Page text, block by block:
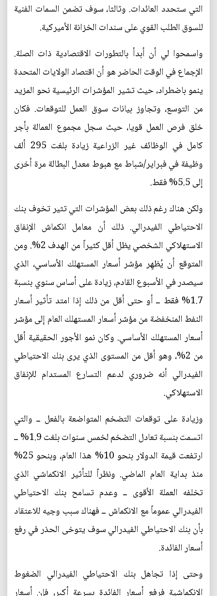
التي ستحدد العائدات. وثالثا، سوف تضمن السمات الفنية
للسوق الطلب القوي على سندات الخزانة الأميركية.
واسمحوا لي أن أبدأ بالتطورات الاقتصادية ذات الصلة.
الإجماع في الوقت الحاضر هو أن اقتصاد الولايات المتحدة
ينمو باضطراد، حيث تشير المؤشرات الرئيسية نحو المزيد
من التوسع، وتجاوز بيانات سوق العمل للتوقعات. فكان
خلق فرص العمل قويا، حيث سجل مجموع العمالة بأجر
كامل في الوظائف غير الزراعية زيادة بلغت 295 ألف
وظيفة في فبراير/شباط مع هبوط معدل البطالة مرة أخرى
إلى 5.5% فقط.
ولكن هناك رغم ذلك بعض المؤشرات التي تثير تخوف بنك
الاحتياطي الفيدرالي. ذلك أن معامل انكماش الإنفاق
الاستهلاكي الشخصي يظل أقل كثيراً من الهدف 2%. ومن
المتوقع أن يُظهِر مؤشر أسعار المستهلك الأساسي، الذي
سيصدر في الأسبوع القادم، زيادة على أساس سنوي بنسبة
1.7% فقط ــ أو حتى أقل من ذلك إذا امتد تأثير أسعار
النفط المنخفضة من مؤشر أسعار المستهلك العام إلى مؤشر
أسعار المستهلك الأساسي. وكان نمو الأجور الحقيقية أقل
من 2%، وهو أقل من المستوى الذي يرى بنك الاحتياطي
الفيدرالي أنه ضروري لدعم التسارع المستدام للإنفاق
الاستهلاكي.
وزيادة على توقعات التضخم المتواضعة بالفعل ــ والتي
اتسمت بنسبة تعادل التضخم لخمس سنوات بلغت 1.9% ــ
ارتفعت قيمة الدولار بنحو 10% هذا العام، وبنحو 25%
منذ بداية العام الماضي. ونظراً للتأثير الانكماشي الذي
تخلفه العملة الأقوى ــ وعدم تسامح بنك الاحتياطي
الفيدرالي عموماً مع الانكماش ــ فهناك سبب وجيه للاعتقاد
بأن بنك الاحتياطي الفيدرالي سوف يتوخى الحذر في رفع
أسعار الفائدة.
وحتى إذا تجاهل بنك الاحتياطي الفيدرالي الضغوط
الانكماشية فرفع أسعار الفائدة بسرعة أكبر، فإن أسعار